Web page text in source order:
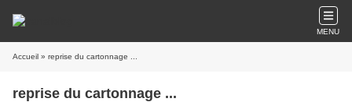
MENU
Accueil » reprise du cartonnage ...
reprise du cartonnage ...